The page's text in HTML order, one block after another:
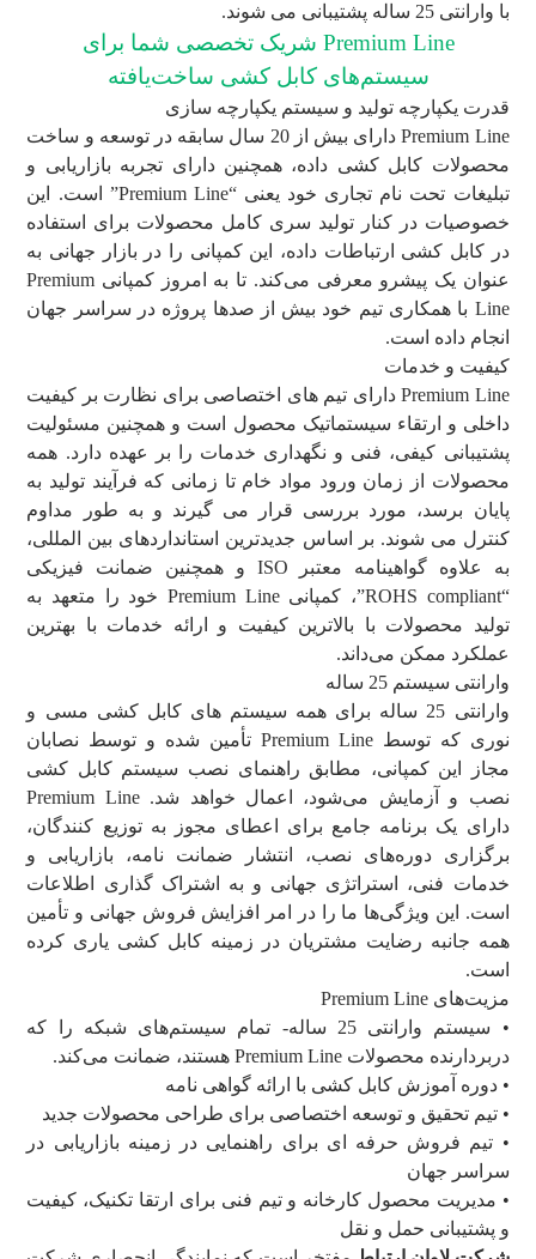
با وارانتی 25 ساله پشتیبانی می شوند.
Premium Line شریک تخصصی شما برای
سیستم‌های کابل کشی ساخت‌یافته
قدرت یکپارچه تولید و سیستم یکپارچه سازی
Premium Line دارای بیش از 20 سال سابقه در توسعه و ساخت
محصولات کابل کشی داده، همچنین دارای تجربه بازاریابی و
تبلیغات تحت نام تجاری خود یعنی “Premium Line” است. این
خصوصیات در کنار تولید سری کامل محصولات برای استفاده
در کابل کشی ارتباطات داده، این کمپانی را در بازار جهانی به
عنوان یک پیشرو معرفی می‌کند. تا به امروز کمپانی Premium
Line با همکاری تیم خود بیش از صدها پروژه در سراسر جهان
انجام داده است.
کیفیت و خدمات
Premium Line دارای تیم های اختصاصی برای نظارت بر کیفیت
داخلی و ارتقاء سیستماتیک محصول است و همچنین مسئولیت
پشتیبانی کیفی، فنی و نگهداری خدمات را بر عهده دارد. همه
محصولات از زمان ورود مواد خام تا زمانی که فرآیند تولید به
پایان برسد، مورد بررسی قرار می گیرند و به طور مداوم
کنترل می شوند. بر اساس جدیدترین استانداردهای بین المللی،
به علاوه گواهینامه معتبر ISO و همچنین ضمانت فیزیکی
“ROHS compliant”، کمپانی Premium Line خود را متعهد به
تولید محصولات با بالاترین کیفیت و ارائه خدمات با بهترین
عملکرد ممکن می‌داند.
وارانتی سیستم 25 ساله
وارانتی 25 ساله برای همه سیستم های کابل کشی مسی و
نوری که توسط Premium Line تأمین شده و توسط نصابان
مجاز این کمپانی، مطابق راهنمای نصب سیستم کابل کشی
نصب و آزمایش می‌شود، اعمال خواهد شد. Premium Line
دارای یک برنامه جامع برای اعطای مجوز به توزیع کنندگان،
برگزاری دوره‌های نصب، انتشار ضمانت نامه، بازاریابی و
خدمات فنی، استراتژی جهانی و به اشتراک گذاری اطلاعات
است. این ویژگی‌ها ما را در امر افزایش فروش جهانی و تأمین
همه جانبه رضایت مشتریان در زمینه کابل کشی یاری کرده
است.
مزیت‌های Premium Line
• سیستم وارانتی 25 ساله- تمام سیستم‌های شبکه را که
دربردارنده محصولات Premium Line هستند، ضمانت می‌کند.
• دوره آموزش کابل کشی با ارائه گواهی نامه
• تیم تحقیق و توسعه اختصاصی برای طراحی محصولات جدید
• تیم فروش حرفه ای برای راهنمایی در زمینه بازاریابی در
سراسر جهان
• مدیریت محصول کارخانه و تیم فنی برای ارتقا تکنیک، کیفیت
و پشتیبانی حمل و نقل